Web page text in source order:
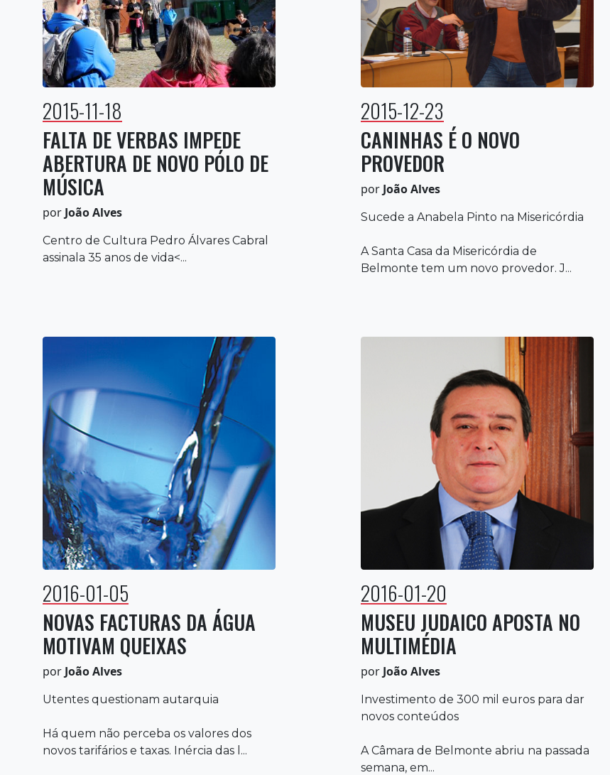
2015-11-18
FALTA DE VERBAS IMPEDE
ABERTURA DE NOVO PÓLO DE
MÚSICA
por João Alves
Centro de Cultura Pedro Álvares Cabral
assinala 35 anos de vida<...
2015-12-23
CANINHAS É O NOVO
PROVEDOR
por João Alves
Sucede a Anabela Pinto na Misericórdia
A Santa Casa da Misericórdia de
Belmonte tem um novo provedor. J...
2016-01-05
NOVAS FACTURAS DA ÁGUA
MOTIVAM QUEIXAS
por João Alves
Utentes questionam autarquia
Há quem não perceba os valores dos
novos tarifários e taxas. Inércia das l...
2016-01-20
MUSEU JUDAICO APOSTA NO
MULTIMÉDIA
por João Alves
Investimento de 300 mil euros para dar
novos conteúdos
A Câmara de Belmonte abriu na passada
semana, em...